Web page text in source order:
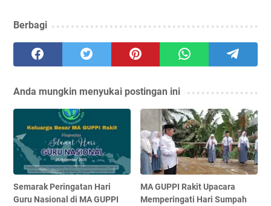
Berbagi
Anda mungkin menyukai postingan ini
Semarak Peringatan Hari
Guru Nasional di MA GUPPI
MA GUPPI Rakit Upacara
Memperingati Hari Sumpah